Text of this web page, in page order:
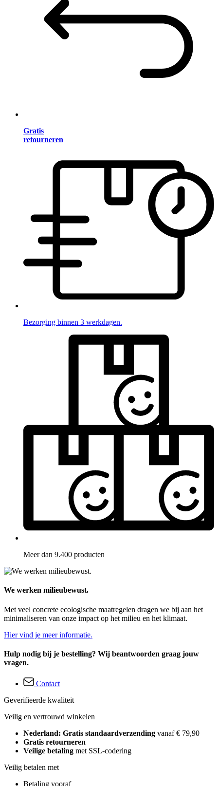
Gratis
retourneren
Bezorging binnen 3 werkdagen.
Meer dan 9.400 producten
We werken milieubewust.
Met veel concrete ecologische maatregelen dragen we bij aan het
minimaliseren van onze impact op het milieu en het klimaat.
Hier vind je meer informatie.
Hulp nodig bij je bestelling? Wij beantwoorden graag jouw
vragen.
Contact
Geverifieerde kwaliteit
Veilig en vertrouwd winkelen
Nederland: Gratis standaardverzending vanaf € 79,90
Gratis retourneren
Veilige betaling met SSL-codering
Veilig betalen met
Betaling vooraf